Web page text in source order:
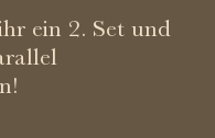
ein 2. Set und